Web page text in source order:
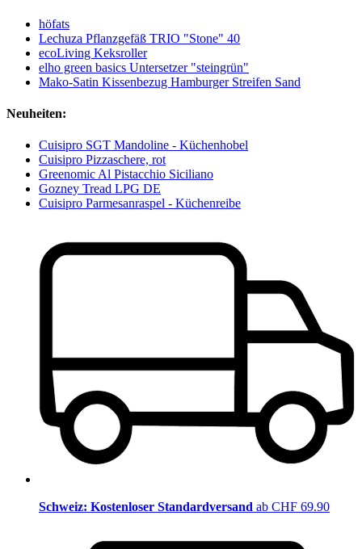
höfats
Lechuza Pflanzgefäß TRIO "Stone" 40
ecoLiving Keksroller
elho green basics Untersetzer "steingrün"
Mako-Satin Kissenbezug Hamburger Streifen Sand
Neuheiten:
Cuisipro SGT Mandoline - Küchenhobel
Cuisipro Pizzaschere, rot
Greenomic Al Pistacchio Siciliano
Gozney Tread LPG DE
Cuisipro Parmesanraspel - Küchenreibe
Schweiz: Kostenloser Standardversand ab CHF 69.90